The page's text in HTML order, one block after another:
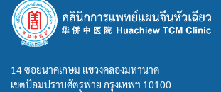
14 ซอยนาคเกษม แขวงคลองมหานาค
เขตป้อมปราบศัตรูพ่าย กรุงเทพฯ 10100